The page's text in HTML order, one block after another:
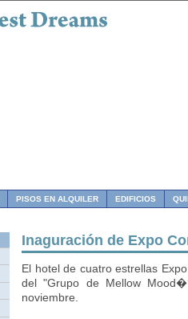
PISOS EN ALQUILER EDIFICIOS
Inaguración de Expo
El hotel de cuatro estrellas
del "Grupo de Mellow
noviembre.